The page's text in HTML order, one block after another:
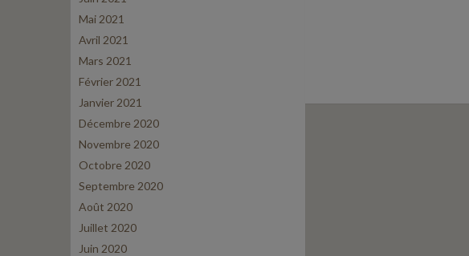
Mai 2021
Avril 2021
Mars 2021
Février 2021
Janvier 2021
Décembre 2020
Novembre 2020
Octobre 2020
Septembre 2020
Août 2020
Juillet 2020
Juin 2020